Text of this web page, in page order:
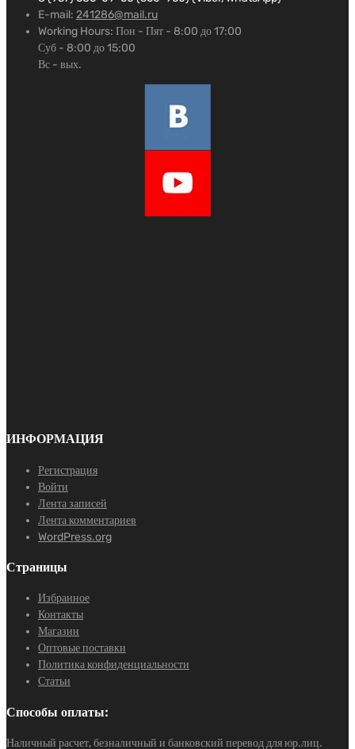
E-mail: 241286@mail.ru
Working Hours: Пон - Пят - 8:00 до 17:00
Суб - 8:00 до 15:00
Вс - вых.
ИНФОРМАЦИЯ
Регистрация
Войти
Лента записей
Лента комментариев
WordPress.org
Страницы
Избранное
Контакты
Магазин
Оптовые поставки
Политика конфиденциальности
Статьи
Способы оплаты:
Наличный расчет, безналичный и банковский перевод для юр.лиц.